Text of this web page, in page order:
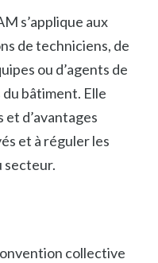
s’applique aux
de techniciens, de
ou d’agents de
bâtiment. Elle
d’avantages
et à réguler les
secteur.
collective